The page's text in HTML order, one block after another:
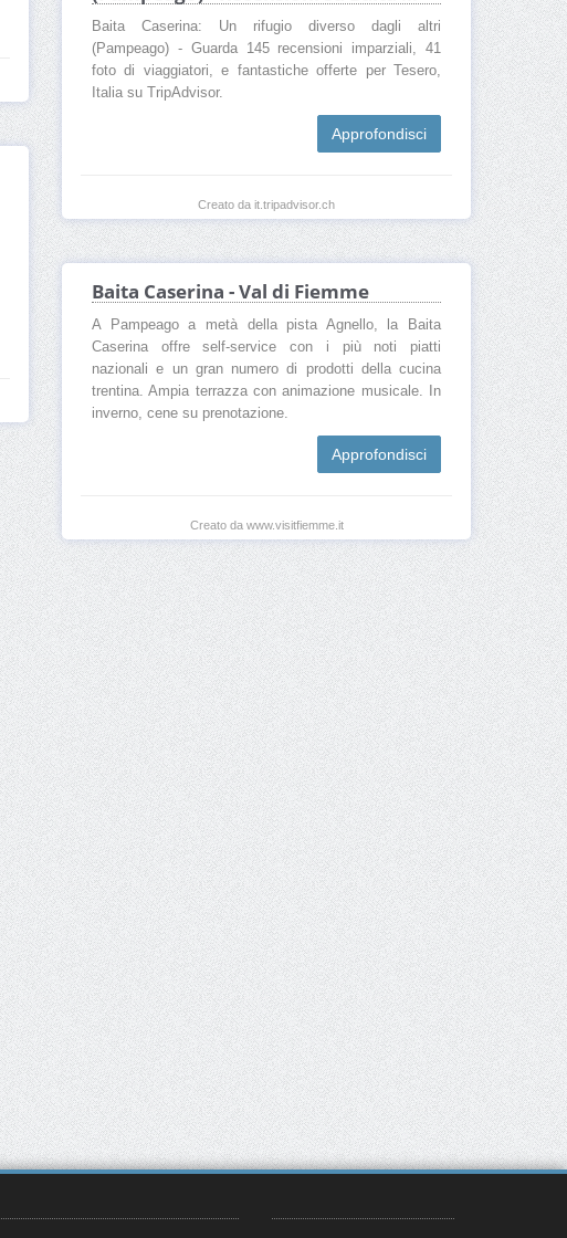
Baita Caserina: Un rifugio diverso dagli altri
(Pampeago) - Guarda 145 recensioni imparziali, 41
foto di viaggiatori, e fantastiche offerte per Tesero,
Italia su TripAdvisor.
Approfondisci
Creato da it.tripadvisor.ch
Baita Caserina - Val di Fiemme
A Pampeago a metà della pista Agnello, la Baita
Caserina offre self-service con i più noti piatti
nazionali e un gran numero di prodotti della cucina
trentina. Ampia terrazza con animazione musicale. In
inverno, cene su prenotazione.
Approfondisci
Creato da www.visitfiemme.it